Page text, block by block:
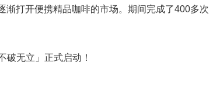
打开便携精品咖啡的市场。期间完成了400多次